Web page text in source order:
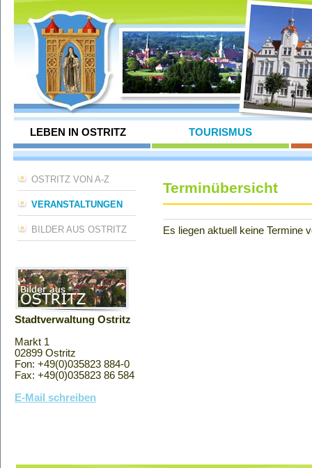
LEBEN IN OSTRITZ TOURISMUS
OSTRITZ VON A-Z
VERANSTALTUNGEN
BILDER AUS OSTRITZ
Stadtverwaltung Ostritz
Markt 1
02899 Ostritz
Fon: +49(0)035823 884-0
Fax: +49(0)035823 86 584
E-Mail schreiben
Terminübersicht
Es liegen aktuell keine Termine